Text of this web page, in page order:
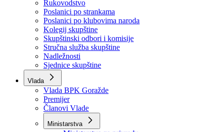
Skupština
Skupština BPK Goražde
Rukovodstvo
Poslanici po strankama
Poslanici po klubovima naroda
Kolegij skupštine
Skupštinski odbori i komisije
Stručna služba skupštine
Nadležnosti
Sjednice skupštine
Vlada
Vlada BPK Goražde
Premijer